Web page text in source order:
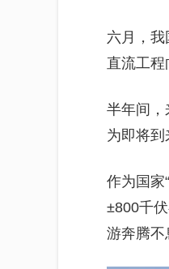
六月，
直流工程
半年间，
为即将到
作为国家
±800千
游奔腾不